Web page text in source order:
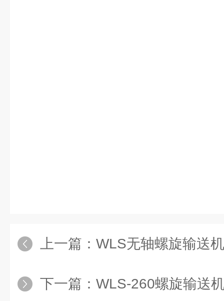
上一篇： WLS无轴螺旋输送机
下一篇： WLS-260螺旋输送